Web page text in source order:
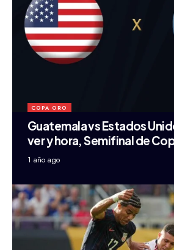
COPA ORO
Guatemala vs Estados
ver y hora, Semifinal de
1 año ago